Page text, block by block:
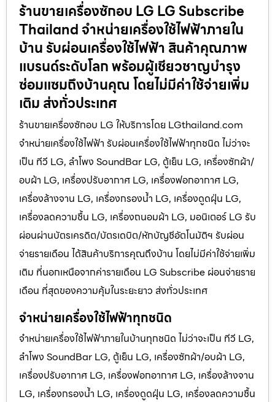
ร้านขายเครื่องซักอบ LG LG Subscribe
Thailand จำหน่ายเครื่องใช้ไฟฟ้าภายใน
บ้าน รับผ่อนเครื่องใช้ไฟฟ้า สินค้าคุณภาพ
แบรนด์ระดับโลก พร้อมผู้เชียวชาญบำรุง
ซ่อมแซมถึงบ้านคุณ โดยไม่มีค่าใช้จ่ายเพิ่ม
เติม ส่งทั่วประเทศ
ร้านขายเครื่องซักอบ LG ให้บริการโดย LGthailand.com
จำหน่ายเครื่องใช้ไฟฟ้า รับผ่อนเครื่องใช้ไฟฟ้าทุกชนิด ไม่ว่าจะ
เป็น ทีวี LG, ลำโพง SoundBar LG, ตู้เย็น LG, เครื่องซักผ้า/
อบผ้า LG, เครื่องปรับอากาศ LG, เครื่องฟอกอากาศ LG,
เครื่องล้างจาน LG, เครื่องกรองน้ำ LG, เครื่องดูดฝุ่น LG,
เครื่องลดความชื้น LG, เครื่องถนอมผ้า LG, มอนิเตอร์ LG รับ
ผ่อนผ่านบัตรเครดิต/บัตรเดบิต/หักบัญชีอัตโนมัติฯ รับผ่อน
จ่ายรายเดือน ได้สินค้าบริการคุณถึงบ้าน โดยไม่มีค่าใช้จ่ายเพิ่ม
เติม ที่นอกเหนือจากค่ารายเดือน LG Subscribe ผ่อนจ่ายราย
เดือน ที่สุดของความคุ้มในระยะยาว ส่งทั่วประเทศ
จำหน่ายเครื่องใช้ไฟฟ้าทุกชนิด
จำหน่ายเครื่องใช้ไฟฟ้าภายในบ้านทุกชนิด ไม่ว่าจะเป็น ทีวี LG,
ลำโพง SoundBar LG, ตู้เย็น LG, เครื่องซักผ้า/อบผ้า LG,
เครื่องปรับอากาศ LG, เครื่องฟอกอากาศ LG, เครื่องล้างจาน
LG, เครื่องกรองน้ำ LG, เครื่องดูดฝุ่น LG, เครื่องลดความชื้น